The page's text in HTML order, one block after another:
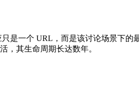
是一个 URL，而是该讨论场景下的
，其生命周期长达数年。